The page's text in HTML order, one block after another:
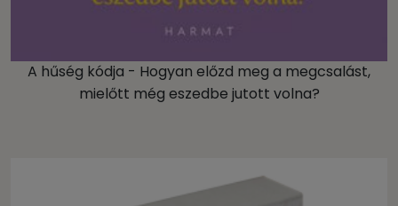
A hűség kódja - Hogyan előzd meg a megcsalást,
mielőtt még eszedbe jutott volna?